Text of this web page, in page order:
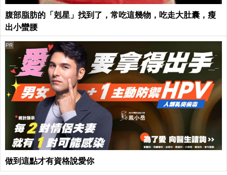
腹部脂肪的「剋星」找到了，常吃這幾物，吃走大肚囊，瘦
出小蠻腰
做到這點才有資格說愛你
PR